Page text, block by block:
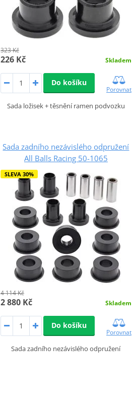
323 Kč
226 Kč Skladem
Do košíku
Porovnat
Sada ložisek + těsnění ramen podvozku
Sada zadního nezávislého odpružení
All Balls Racing 50-1065
SLEVA 30%
4 114 Kč
2 880 Kč Skladem
Do košíku
Porovnat
Sada zadního nezávislého odpružení